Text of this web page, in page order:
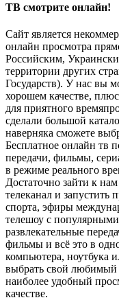
ТВ смотрите онлайн!
Сайт является
онлайн просмотра
Российским,
территории других
Государств). У нас вы
хорошем качестве,
для приятного
сделали большой
наверняка сможете
Бесплатное онлайн тв
передачи, фильмы,
в режиме реального
Достаточно зайти к
телеканал и
спорта, эфиры
телешоу с
развлекательные
фильмы и всё это в
компьютера, ноутбука
выбрать свой любимый
наиболее удобный
качестве.